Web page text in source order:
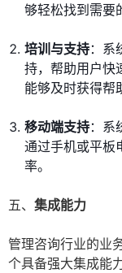
够轻松找到需要
培训与支持：系
持，帮助用户快
能够及时获得帮
移动端支持：系
通过手机或平板
率。
五、 集成能力
管理咨询行业的业
个具备强大集成能